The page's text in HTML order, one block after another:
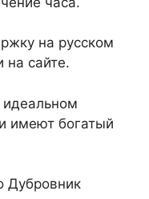
на русском
на сайте.
имеют богатый
Дубровник